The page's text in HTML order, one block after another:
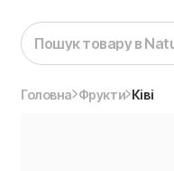
Головна Фрукти Ківі